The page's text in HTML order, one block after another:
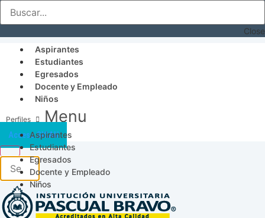
Close
Aspirantes
Estudiantes
Egresados
Docente y Empleado
Niños
Menu
Aspirantes
Estudiantes
Egresados
Docente y Empleado
Niños
Acceso SICAU